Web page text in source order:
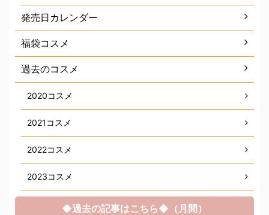
発売日カレンダー
福袋コスメ
過去のコスメ
2020コスメ
2021コスメ
2022コスメ
2023コスメ
◆過去の記事はこちら◆（月間）